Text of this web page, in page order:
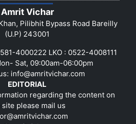
Amrit Vichar
Pilibhit Bypass Road Bareilly
(U.P) 243001
4000222 LKO : 0522-4008111
Sat, 09:00am-06:00pm
info@amritvichar.com
EDITORIAL
regarding the content on
site please mail us